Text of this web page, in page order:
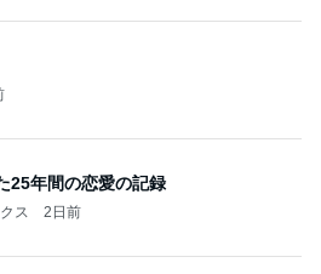
25年間の恋愛の記録
ス 2日前